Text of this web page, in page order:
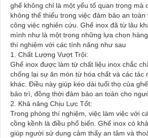
ghế không chỉ là một yếu tố quan trọng mà
không thể thiếu trong việc đảm bảo an toàn
công việc nghiên cứu. Ghế inox đã từ lâu
mình như là một trong những lựa chọn
thí nghiệm với các tính năng như sau
1. Chất Lượng Vượt Trội:
Ghế inox được làm từ chất liệu inox chắc
chống lại sự ăn mòn từ hóa chất và các tác
khác. Điều này giúp kéo dài tuổi thọ của
bảo trì, đồng thời đảm bảo an toàn cho
2. Khả năng Chịu Lực Tốt:
Trong phòng thí nghiệm, việc làm việc với
cồng kềnh là điều phổ biến. Ghế inox có
giúp người sử dụng cảm thấy an tâm và